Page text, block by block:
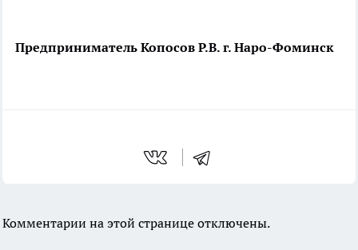
Предприниматель Копосов Р.В. г. Наро-Фоминск
Комментарии на этой странице отключены.